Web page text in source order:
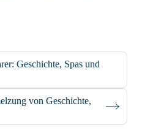
Geschichte, Spas und
von Geschichte,